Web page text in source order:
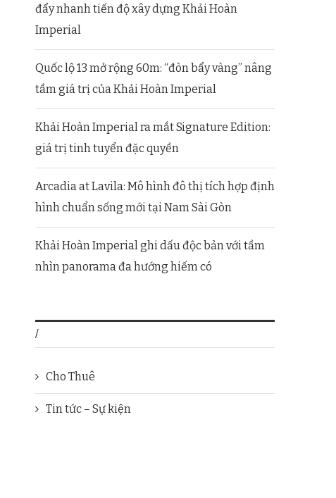
đẩy nhanh tiến độ xây dựng Khải Hoàn
Imperial
Quốc lộ 13 mở rộng 60m: “đòn bẩy vàng” nâng
tầm giá trị của Khải Hoàn Imperial
Khải Hoàn Imperial ra mắt Signature Edition:
giá trị tinh tuyển đặc quyền
Arcadia at Lavila: Mô hình đô thị tích hợp định
hình chuẩn sống mới tại Nam Sài Gòn
Khải Hoàn Imperial ghi dấu độc bản với tầm
nhìn panorama đa hướng hiếm có
/
Cho Thuê
Tin tức – Sự kiện